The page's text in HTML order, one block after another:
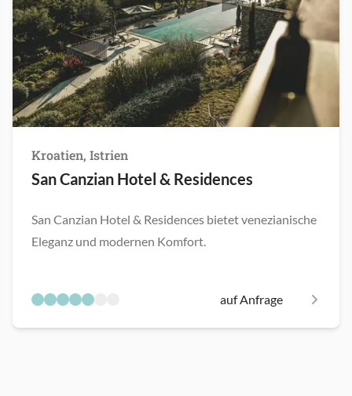
Kroatien, Istrien
San Canzian Hotel & Residences
San Canzian Hotel & Residences bietet venezianische
Eleganz und modernen Komfort.
auf Anfrage